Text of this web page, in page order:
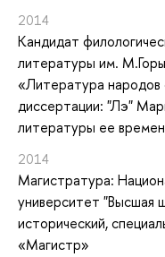
2014
Кандидат
литературы им.
«Литература народов
диссертации: "Лэ"
литературы ее
2014
Магистратура:
университет "Высшая
исторический,
«Магистр»